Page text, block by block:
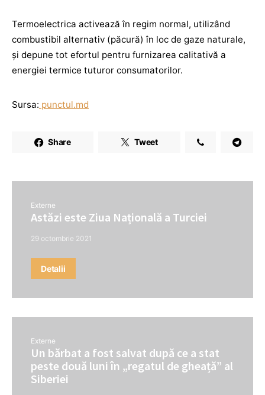
Termoelectrica activează în regim normal, utilizând
combustibil alternativ (păcură) în loc de gaze naturale,
și depune tot efortul pentru furnizarea calitativă a
energiei termice tuturor consumatorilor.
Sursa: punctul.md
Share Tweet
Externe
Astăzi este Ziua Națională a Turciei
29 octombrie 2021
Detalii
Externe
Un bărbat a fost salvat după ce a stat
peste două luni în „regatul de gheață” al
Siberiei